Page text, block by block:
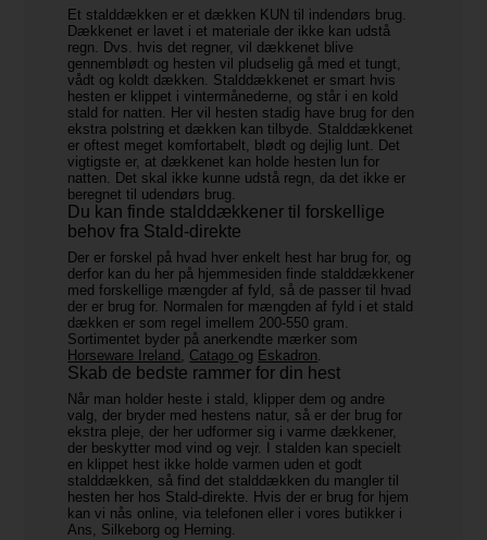
Et stalddækken er et dækken KUN til indendørs brug.
Dækkenet er lavet i et materiale der ikke kan udstå
regn. Dvs. hvis det regner, vil dækkenet blive
gennemblødt og hesten vil pludselig gå med et tungt,
vådt og koldt dækken. Stalddækkenet er smart hvis
hesten er klippet i vintermånederne, og står i en kold
stald for natten. Her vil hesten stadig have brug for den
ekstra polstring et dækken kan tilbyde. Stalddækkenet
er oftest meget komfortabelt, blødt og dejlig lunt. Det
vigtigste er, at dækkenet kan holde hesten lun for
natten. Det skal ikke kunne udstå regn, da det ikke er
beregnet til udendørs brug.
Du kan finde stalddækkener til forskellige
behov fra Stald-direkte
Der er forskel på hvad hver enkelt hest har brug for, og
derfor kan du her på hjemmesiden finde stalddækkener
med forskellige mængder af fyld, så de passer til hvad
der er brug for. Normalen for mængden af fyld i et stald
dækken er som regel imellem 200-550 gram.
Sortimentet byder på anerkendte mærker som
Horseware Ireland , Catago og Eskadron.
Skab de bedste rammer for din hest
Når man holder heste i stald, klipper dem og andre
valg, der bryder med hestens natur, så er der brug for
ekstra pleje, der her udformer sig i varme dækkener,
der beskytter mod vind og vejr. I stalden kan specielt
en klippet hest ikke holde varmen uden et godt
stalddækken, så find det stalddækken du mangler til
hesten her hos Stald-direkte. Hvis der er brug for hjem
kan vi nås online, via telefonen eller i vores butikker i
Ans, Silkeborg og Herning.